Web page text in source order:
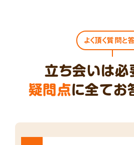
よく頂く質問と
立ち会いは必
疑問点に全てお